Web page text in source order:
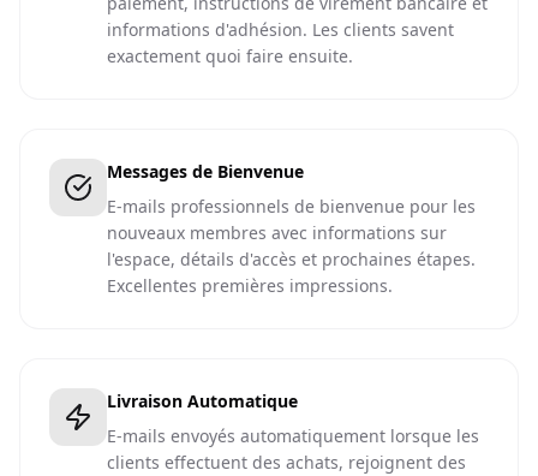
informations d'adhésion. Les clients savent
exactement quoi faire ensuite.
Messages de Bienvenue
E-mails professionnels de bienvenue pour les
nouveaux membres avec informations sur
l'espace, détails d'accès et prochaines étapes.
Excellentes premières impressions.
Livraison Automatique
E-mails envoyés automatiquement lorsque les
clients effectuent des achats, rejoignent des